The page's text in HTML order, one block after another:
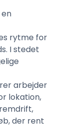
rytme for
I stedet
arbejder
lokation,
der rent